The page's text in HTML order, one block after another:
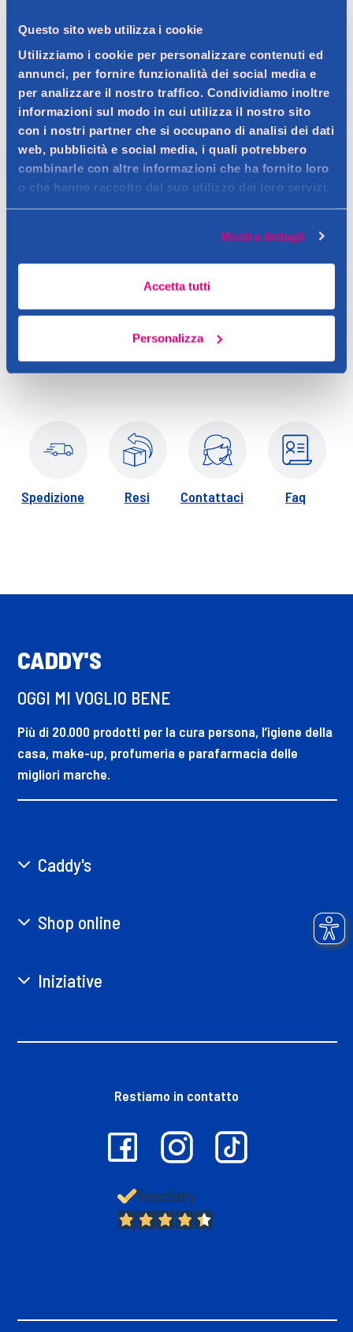
Questo sito web utilizza i cookie
Utilizziamo i cookie per personalizzare contenuti ed
annunci, per fornire funzionalità dei social media e
per analizzare il nostro traffico. Condividiamo inoltre
informazioni sul modo in cui utilizza il nostro sito
con i nostri partner che si occupano di analisi dei dati
web, pubblicità e social media, i quali potrebbero
combinarle con altre informazioni che ha fornito loro
o che hanno raccolto dal suo utilizzo dei loro servizi.
Mostra dettagli
Accetta tutti
Personalizza
Spedizione gratuita a partire da 49 €
Ritiro in negozio gratuito per i clienti registrati
Dettagli prodotto
Amalfi
Spedizione Resi Contattaci Faq
CADDY'S
OGGI MI VOGLIO BENE
Più di 20.000 prodotti per la cura persona, l’igiene della
casa, make-up, profumeria e parafarmacia delle
migliori marche.
Caddy's
Shop online
Iniziative
Restiamo in contatto